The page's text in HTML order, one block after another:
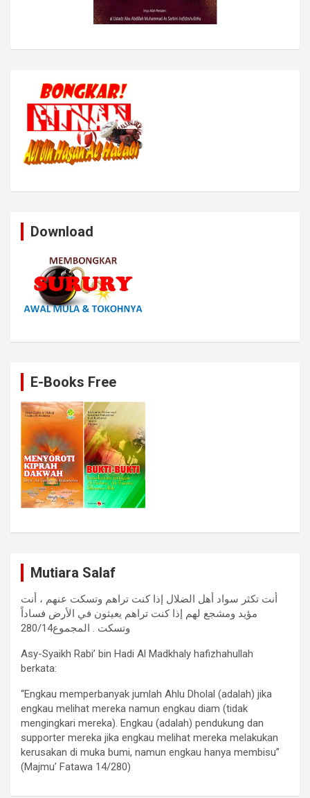
Download
E-Books Free
Mutiara Salaf
أنت تكثر سواد أهل الضلال إذا كنت تراهم وتسكت عنهم ، أنت
مؤيد ومشجع لهم إذا كنت تراهم يعيثون في الأرض فساداً
وتسكت . المجموع280/14
Asy-Syaikh Rabi’ bin Hadi Al Madkhaly hafizhahullah
berkata:
“Engkau memperbanyak jumlah Ahlu Dholal (adalah) jika
engkau melihat mereka namun engkau diam (tidak
mengingkari mereka). Engkau (adalah) pendukung dan
supporter mereka jika engkau melihat mereka melakukan
kerusakan di muka bumi, namun engkau hanya membisu”
(Majmu’ Fatawa 14/280)